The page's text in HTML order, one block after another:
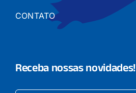
CONTATO
Receba nossas novidades!